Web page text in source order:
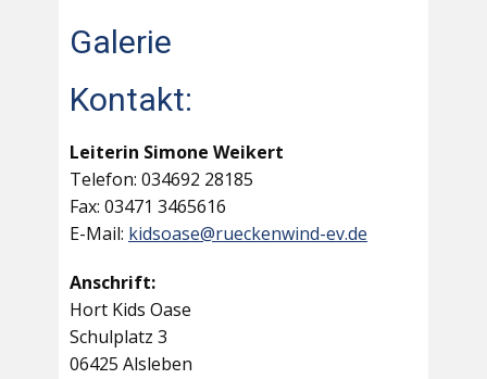
Galerie
Kontakt:
Leiterin Simone Weikert
Telefon: 034692 28185
Fax: 03471 3465616
E-Mail: kidsoase@rueckenwind-ev.de
Anschrift:
Hort Kids Oase
Schulplatz 3
06425 Alsleben